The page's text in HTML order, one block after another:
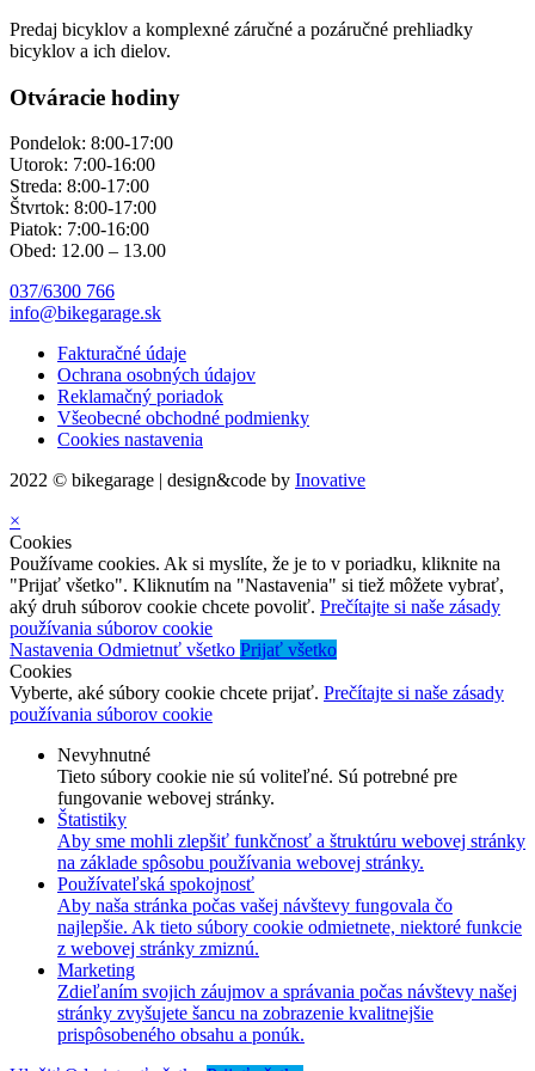
Predaj bicyklov a komplexné záručné a pozáručné prehliadky
bicyklov a ich dielov.
Otváracie hodiny
Pondelok: 8:00-17:00
Utorok: 7:00-16:00
Streda: 8:00-17:00
Štvrtok: 8:00-17:00
Piatok: 7:00-16:00
Obed: 12.00 – 13.00
037/6300 766
info@bikegarage.sk
Fakturačné údaje
Ochrana osobných údajov
Reklamačný poriadok
Všeobecné obchodné podmienky
Cookies nastavenia
2022 © bikegarage | design&code by Inovative
×
Cookies
Používame cookies. Ak si myslíte, že je to v poriadku, kliknite na
"Prijať všetko". Kliknutím na "Nastavenia" si tiež môžete vybrať,
aký druh súborov cookie chcete povoliť. Prečítajte si naše zásady
používania súborov cookie
Nastavenia Odmietnuť všetko Prijať všetko
Cookies
Vyberte, aké súbory cookie chcete prijať. Prečítajte si naše zásady
používania súborov cookie
Nevyhnutné
Tieto súbory cookie nie sú voliteľné. Sú potrebné pre
fungovanie webovej stránky.
Štatistiky
Aby sme mohli zlepšiť funkčnosť a štruktúru webovej stránky
na základe spôsobu používania webovej stránky.
Používateľská spokojnosť
Aby naša stránka počas vašej návštevy fungovala čo
najlepšie. Ak tieto súbory cookie odmietnete, niektoré funkcie
z webovej stránky zmiznú.
Marketing
Zdieľaním svojich záujmov a správania počas návštevy našej
stránky zvyšujete šancu na zobrazenie kvalitnejšie
prispôsobeného obsahu a ponúk.